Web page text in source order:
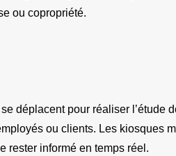
ou copropriété.
déplacent pour réaliser l’étude
ou clients. Les kiosques
rester informé en temps réel.